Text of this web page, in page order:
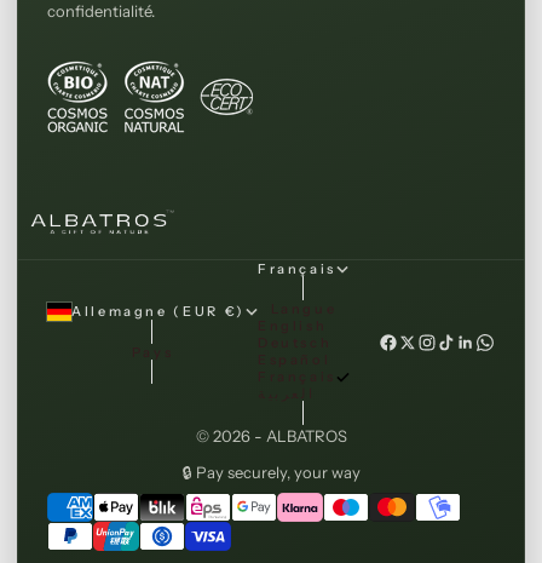
confidentialité.
Allemagne (EUR €)
Français
© 2026 - ALBATROS
🔒 Pay securely, your way